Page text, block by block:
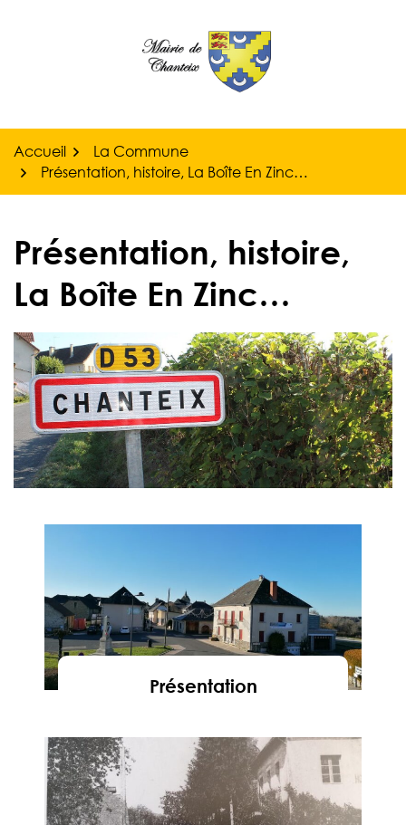
Accueil
La Commune
Présentation, histoire, La Boîte En Zinc…
Présentation, histoire,
La Boîte En Zinc…
Présentation